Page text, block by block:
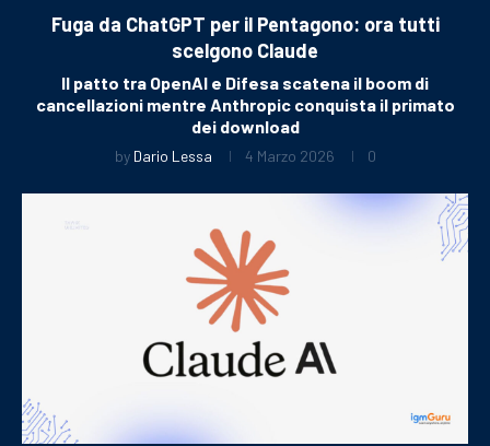
Fuga da ChatGPT per il Pentagono: ora tutti
scelgono Claude
Il patto tra OpenAI e Difesa scatena il boom di
cancellazioni mentre Anthropic conquista il primato
dei download
by Dario Lessa 4 Marzo 2026 0